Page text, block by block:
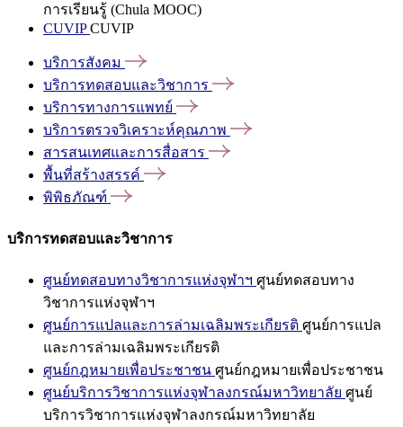
การเรียนรู้ (Chula MOOC)
CUVIPCUVIP
บริการสังคม
บริการทดสอบและวิชาการ
บริการทางการแพทย์
บริการตรวจวิเคราะห์คุณภาพ
สารสนเทศและการสื่อสาร
พื้นที่สร้างสรรค์
พิพิธภัณฑ์
บริการทดสอบและวิชาการ
ศูนย์ทดสอบทางวิชาการแห่งจุฬาฯ ศูนย์ทดสอบทาง
วิชาการแห่งจุฬาฯ
ศูนย์การแปลและการล่ามเฉลิมพระเกียรติ ศูนย์การแปล
และการล่ามเฉลิมพระเกียรติ
ศูนย์กฎหมายเพื่อประชาชน ศูนย์กฎหมายเพื่อประชาชน
ศูนย์บริการวิชาการแห่งจุฬาลงกรณ์มหาวิทยาลัย ศูนย์
บริการวิชาการแห่งจุฬาลงกรณ์มหาวิทยาลัย